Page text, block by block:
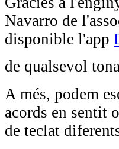
Navarro de
disponible l'app
de qualsevol
A més, podem
acords en sentit
de teclat